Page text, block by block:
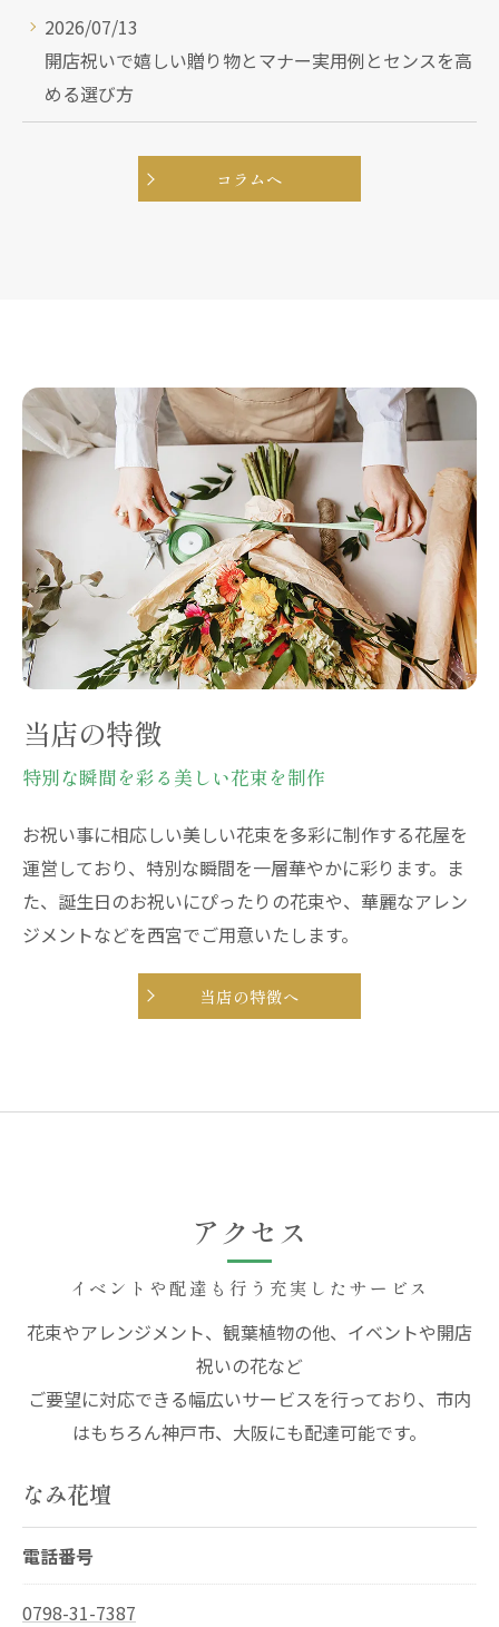
2026/07/13
開店祝いで嬉しい贈り物とマナー実用例とセンスを高
める選び方
コラムヘ
当店の特徴
特別な瞬間を彩る美しい花束を制作
お祝い事に相応しい美しい花束を多彩に制作する花屋を
運営しており、特別な瞬間を一層華やかに彩ります。ま
た、誕生日のお祝いにぴったりの花束や、華麗なアレン
ジメントなどを西宮でご用意いたします。
当店の特徴へ
イベントや配達も行う充実したサービス
アクセス
花束やアレンジメント、観葉植物の他、イベントや開店
祝いの花など
ご要望に対応できる幅広いサービスを行っており、市内
はもちろん神戸市、大阪にも配達可能です。
なみ花壇
電話番号
0798-31-7387